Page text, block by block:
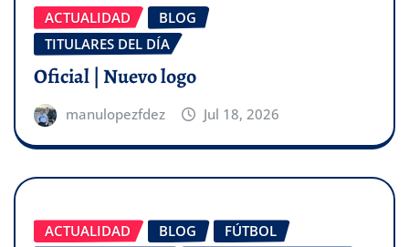
ACTUALIDAD
BLOG
TITULARES DEL DÍA
Oficial | Nuevo logo
manulopezfdez Jul 18, 2026
ACTUALIDAD BLOG
FÚTBOL